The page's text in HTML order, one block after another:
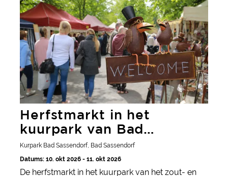
Herfstmarkt in het
kuurpark van Bad
Sassendorf
Kurpark Bad Sassendorf, Bad Sassendorf
Datums: 10. okt 2026 - 11. okt 2026
De herfstmarkt in het kuurpark van het zout- en